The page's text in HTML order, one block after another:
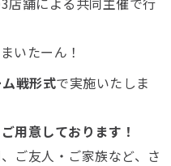
いたーん！
戦形式で実施いたしま
用意しております！
ご友人・ご家族など、さ